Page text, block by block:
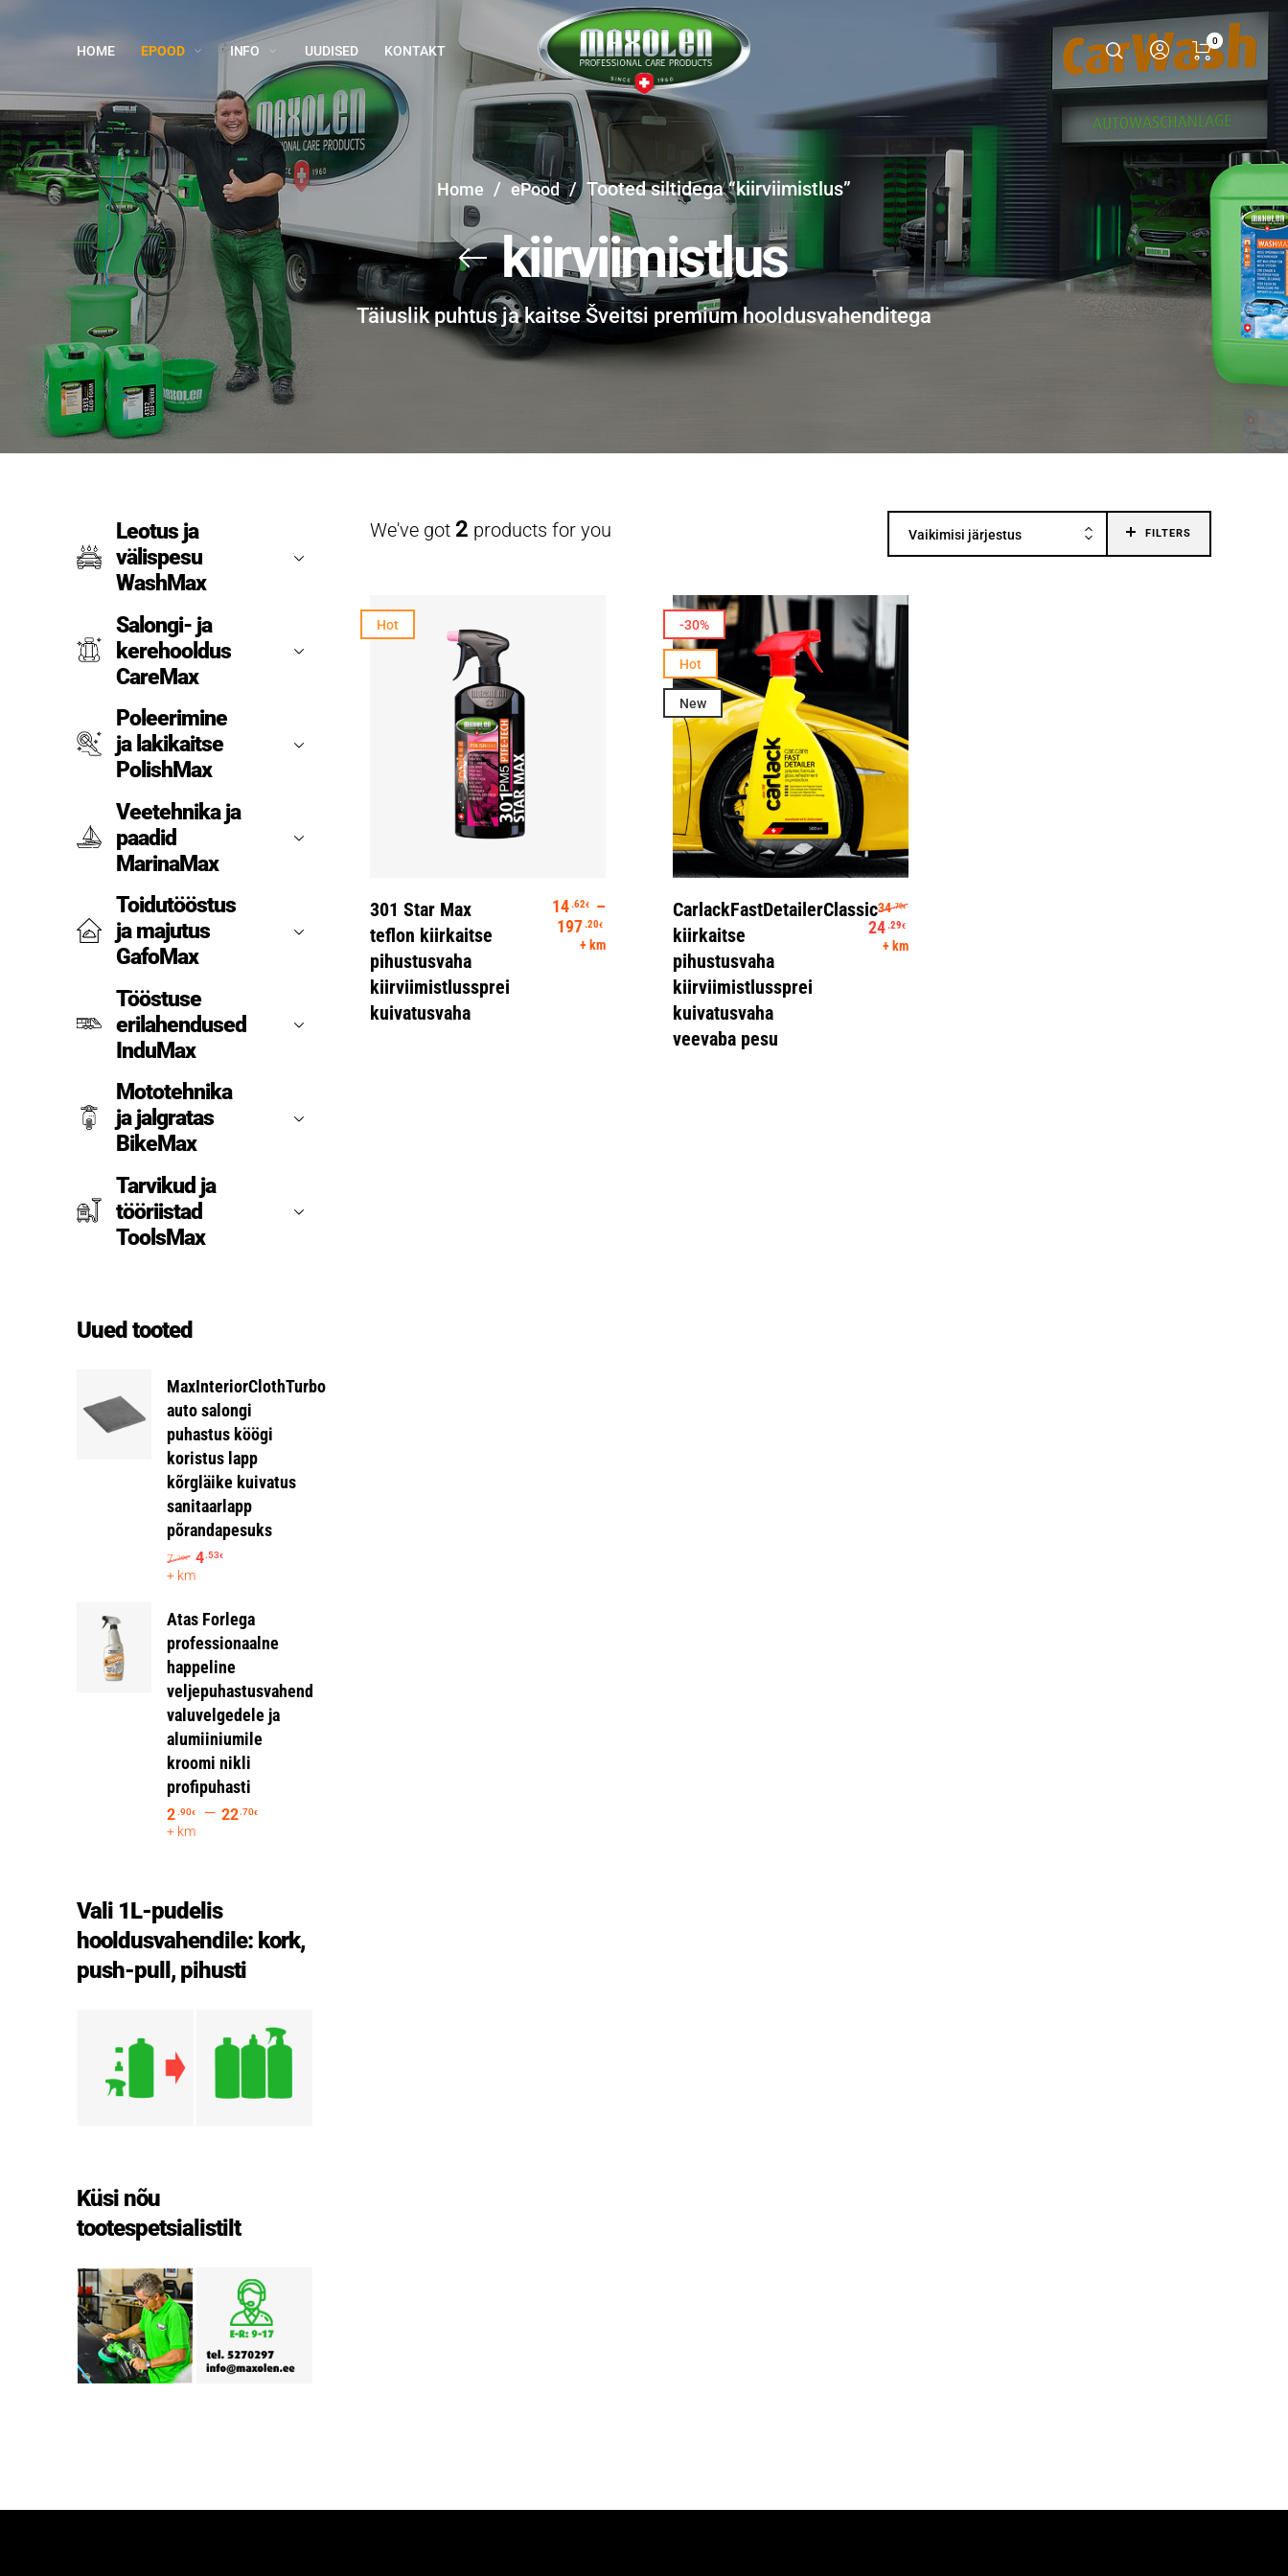
HOME EPOOD INFO UUDISED KONTAKT
0
Home / ePood / Tooted siltidega “kiirviimistlus”
kiirviimistlus
Täiuslik puhtus ja kaitse Šveitsi premium hooldusvahenditega
Leotus ja
välispesu
WashMax
Salongi- ja
kerehooldus
CareMax
Poleerimine
ja lakikaitse
PolishMax
Veetehnika ja
paadid
MarinaMax
Toidutööstus
ja majutus
GafoMax
Tööstuse
erilahendused
InduMax
Mototehnika
ja jalgratas
BikeMax
Tarvikud ja
tööriistad
ToolsMax
Uued tooted
MaxInteriorClothTurbo
auto salongi
puhastus köögi
koristus lapp
kõrgläike kuivatus
sanitaarlapp
põrandapesuks
7.19€ 4.53€
+ km
Atas Forlega
professionaalne
happeline
veljepuhastusvahend
valuvelgedele ja
alumiiniumile
kroomi nikli
profipuhasti
2.90€ – 22.70€
+ km
Vali 1L-pudelis
hooldusvahendile: kork,
push-pull, pihusti
Küsi nõu
tootespetsialistilt
We've got 2 products for you Vaikimisi järjestus FILTERS
Hot
301 Star Max
teflon kiirkaitse
pihustusvaha
kiirviimistlussprei
kuivatusvaha
14.62€
–
197.20€ Hinnavahemik: 14.62€ kuni 197.20€
+ km
-30%
Hot
New
CarlackFastDetailerClassic
kiirkaitse
pihustusvaha
kiirviimistlussprei
kuivatusvaha
veevaba pesu
34.70€ Algne hind oli: 34.70€.
24.29€
Praegune hind on: 24.29€.
+ km